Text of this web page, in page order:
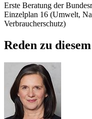
Erste Beratung der
Einzelplan 16 (Umwelt,
Verbraucherschutz)
Reden zu